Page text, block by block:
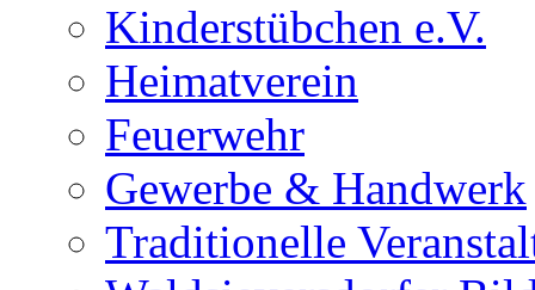
Kinderstübchen e.V.
Heimatverein
Feuerwehr
Gewerbe & Handwerk
Traditionelle